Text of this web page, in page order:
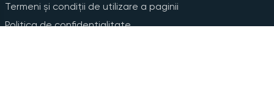
Termeni și condiții de utilizare a paginii
Politica de confidențialitate